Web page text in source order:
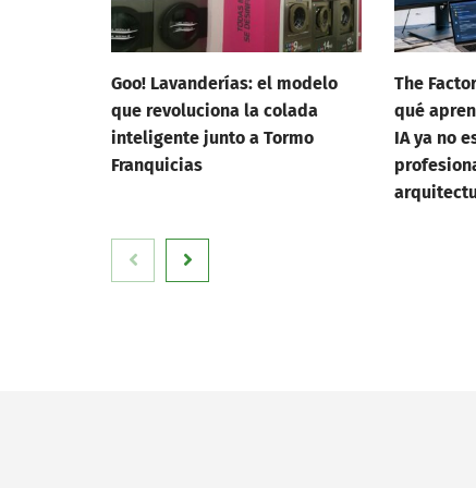
Goo! Lavanderías: el modelo
que revoluciona la colada
inteligente junto a Tormo
Franquicias
The
qué
IA ya no